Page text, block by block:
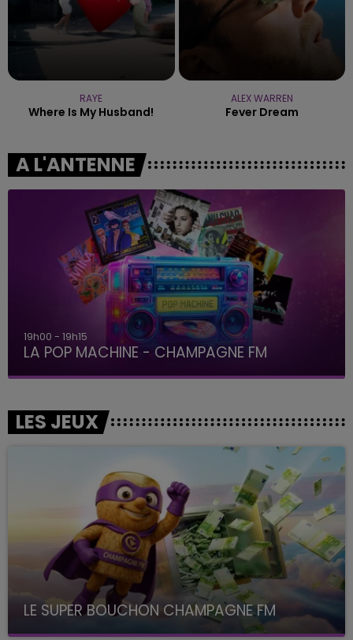
RAYE
Where Is My Husband!
ALEX WARREN
Fever Dream
A L'ANTENNE
19h00 - 19h15
LA POP MACHINE - CHAMPAGNE FM
LES JEUX
LE SUPER BOUCHON CHAMPAGNE FM
avec La Famille Champagne FM, à 8H10